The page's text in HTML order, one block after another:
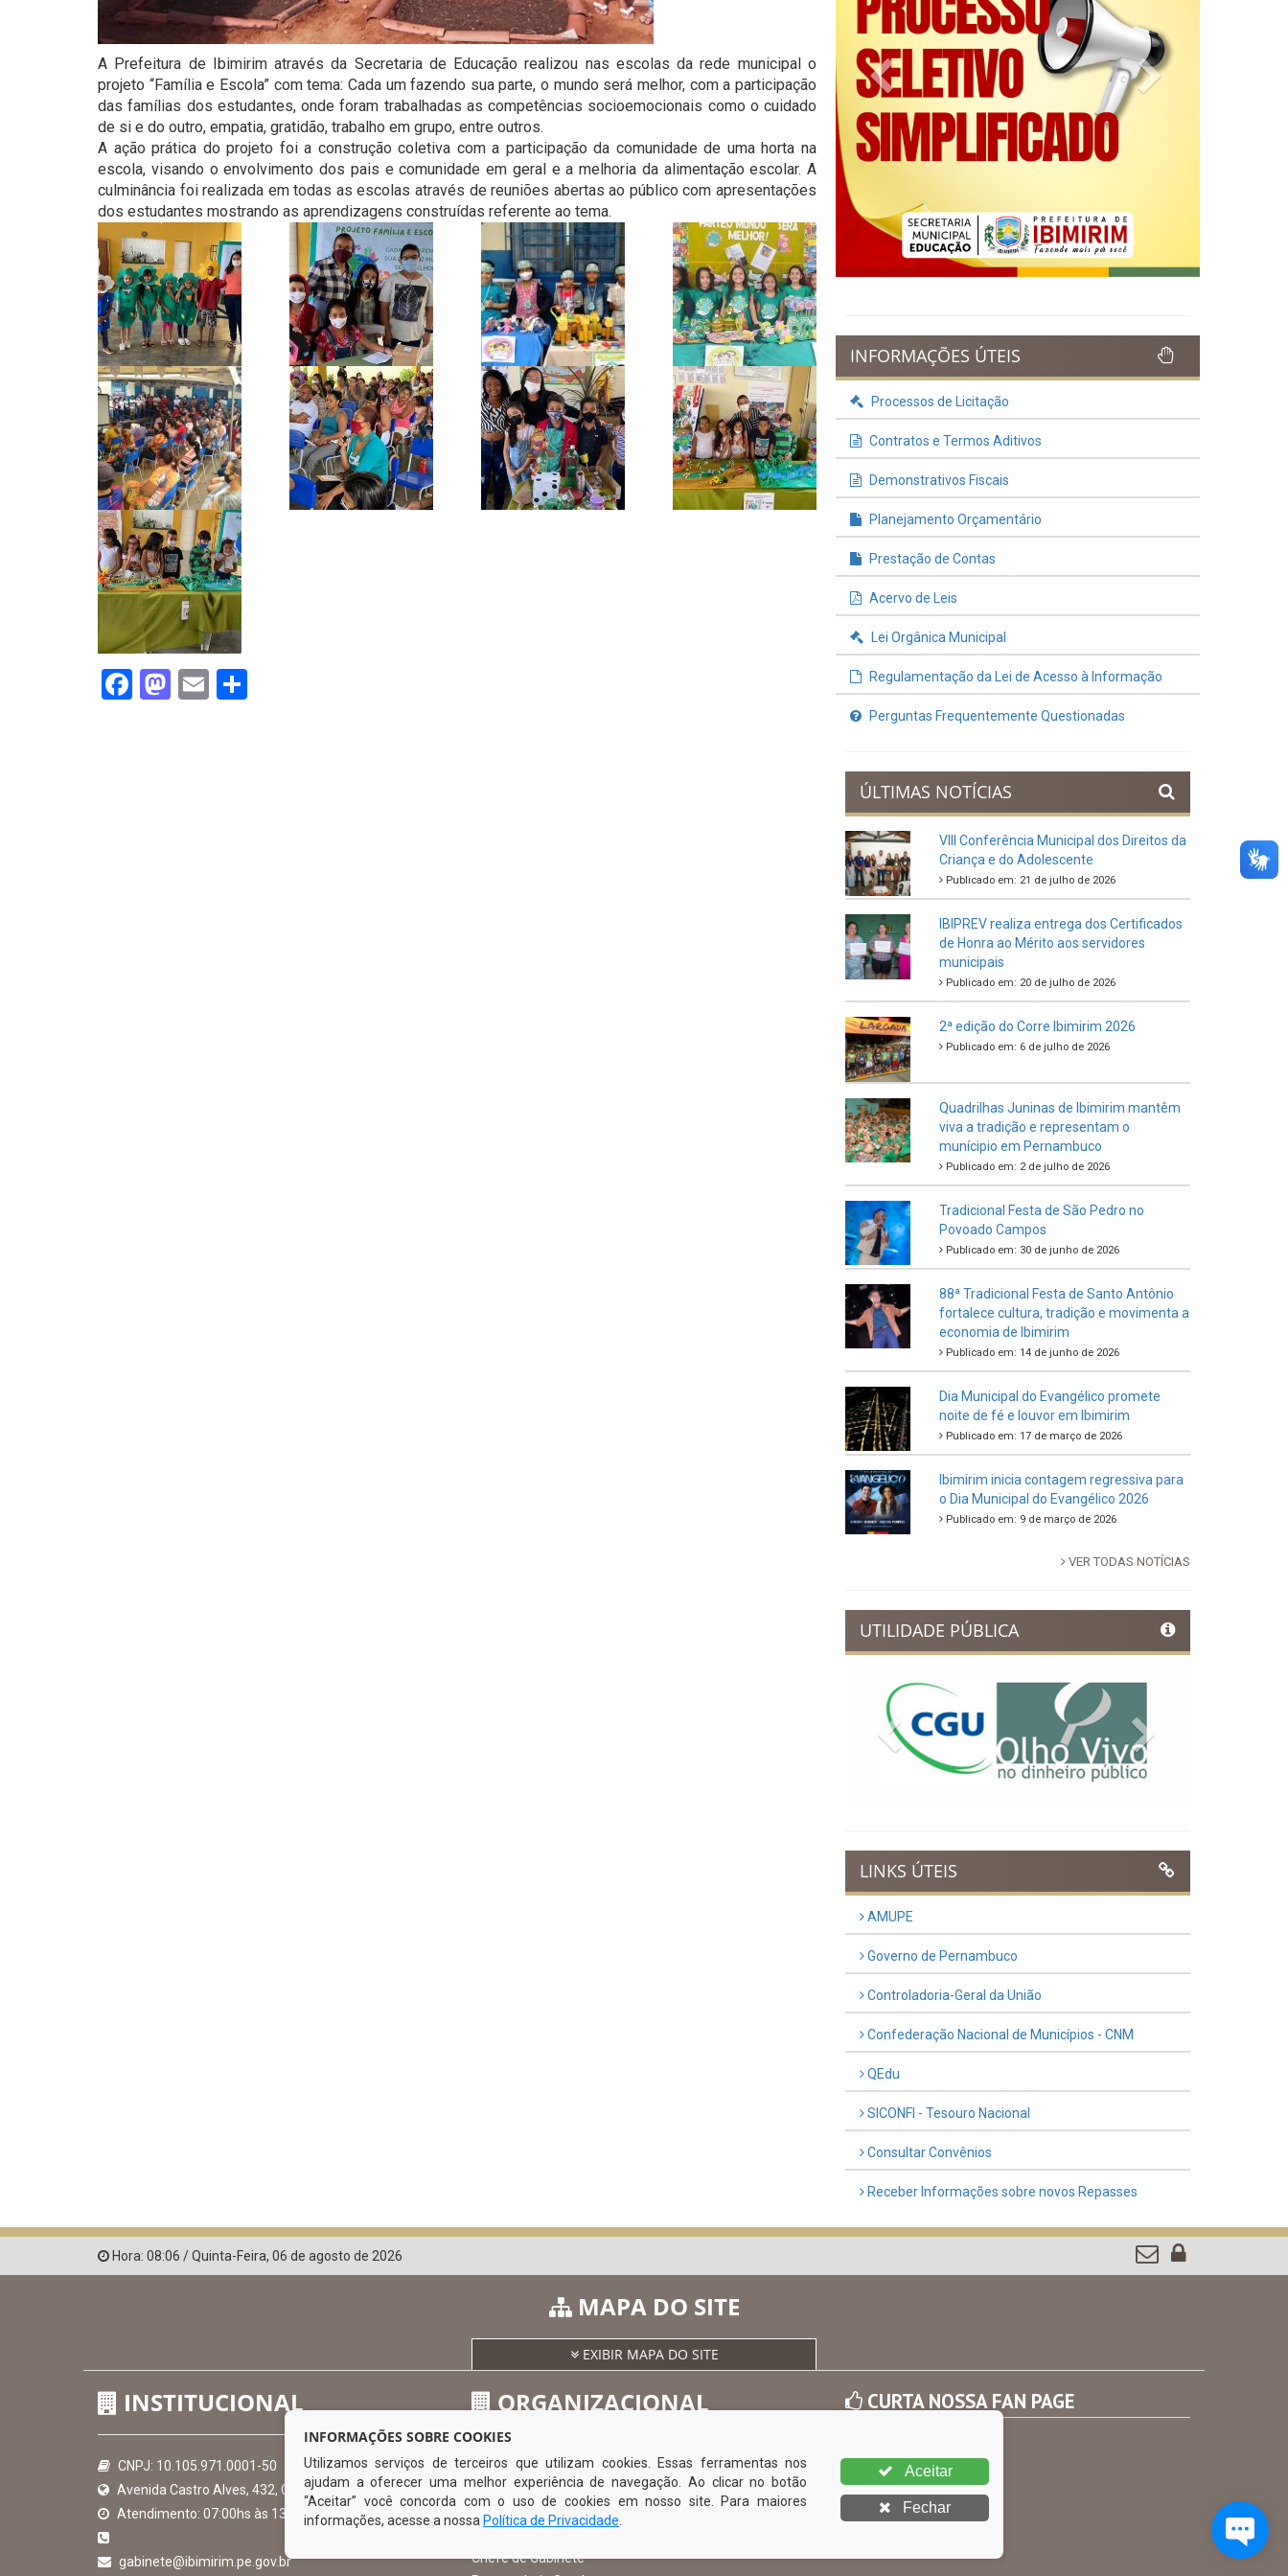
A Prefeitura de Ibimirim através da Secretaria de Educação realizou nas escolas da rede municipal o
projeto “Família e Escola” com tema: Cada um fazendo sua parte, o mundo será melhor, com a participação
das famílias dos estudantes, onde foram trabalhadas as competências socioemocionais como o cuidado
de si e do outro, empatia, gratidão, trabalho em grupo, entre outros.
A ação prática do projeto foi a construção coletiva com a participação da comunidade de uma horta na
escola, visando o envolvimento dos pais e comunidade em geral e a melhoria da alimentação escolar. A
culminância foi realizada em todas as escolas através de reuniões abertas ao público com apresentações
dos estudantes mostrando as aprendizagens construídas referente ao tema.
Facebook
Mastodon
Email
Previous Next
INFORMAÇÕES ÚTEIS
Processos de Licitação
Contratos e Termos Aditivos
Demonstrativos Fiscais
Planejamento Orçamentário
Prestação de Contas
Acervo de Leis
Lei Orgânica Municipal
Regulamentação da Lei de Acesso à Informação
Perguntas Frequentemente Questionadas
ÚLTIMAS NOTÍCIAS
VIII Conferência Municipal dos Direitos da
Criança e do Adolescente
Publicado em: 21 de julho de 2026
IBIPREV realiza entrega dos Certificados
de Honra ao Mérito aos servidores
municipais
Publicado em: 20 de julho de 2026
2ª edição do Corre Ibimirim 2026
Publicado em: 6 de julho de 2026
Quadrilhas Juninas de Ibimirim mantêm
viva a tradição e representam o
munícipio em Pernambuco
Publicado em: 2 de julho de 2026
Tradicional Festa de São Pedro no
Povoado Campos
Publicado em: 30 de junho de 2026
88ª Tradicional Festa de Santo Antônio
fortalece cultura, tradição e movimenta a
economia de Ibimirim
Publicado em: 14 de junho de 2026
Dia Municipal do Evangélico promete
noite de fé e louvor em Ibimirim
Publicado em: 17 de março de 2026
Ibimirim inicia contagem regressiva para
o Dia Municipal do Evangélico 2026
Publicado em: 9 de março de 2026
VER TODAS NOTÍCIAS
UTILIDADE PÚBLICA
Previous
LINKS ÚTEIS
AMUPE
Governo de Pernambuco
Controladoria-Geral da União
Confederação Nacional de Municípios - CNM
QEdu
SICONFI - Tesouro Nacional
Consultar Convênios
Receber Informações sobre novos Repasses
Hora: 08:06 /Quinta-Feira, 06 de agosto de 2026
MAPA DO SITE
EXIBIR MAPA DO SITE
INSTITUCIONAL
CNPJ: 10.105.971.0001-50
Avenida Castro Alves, 432, Centro - CEP: 56-580-000
Atendimento: 07:00hs às 13:00hs
gabinete@ibimirim.pe.gov.br
ORGANIZACIONAL
O Prefeito
Vice Prefeito
Ouvidoria Municipal
Chefe de Gabinete
CURTA NOSSA FAN PAGE
INFORMAÇÕES SOBRE COOKIES
Utilizamos serviços de terceiros que utilizam cookies. Essas ferramentas nos
ajudam a oferecer uma melhor experiência de navegação. Ao clicar no botão
“Aceitar” você concorda com o uso de cookies em nosso site. Para maiores
informações, acesse a nossa Política de Privacidade
Aceitar
Fechar